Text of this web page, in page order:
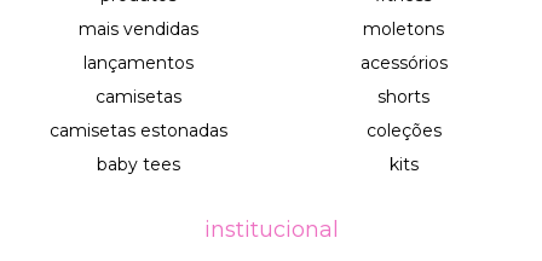
mais vendidas
lançamentos
camisetas
camisetas estonadas
baby tees
moletons
acessórios
shorts
coleções
kits
institucional